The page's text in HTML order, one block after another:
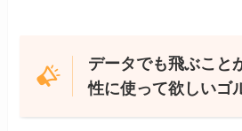
データでも飛ぶこと
性に使って欲しいゴ